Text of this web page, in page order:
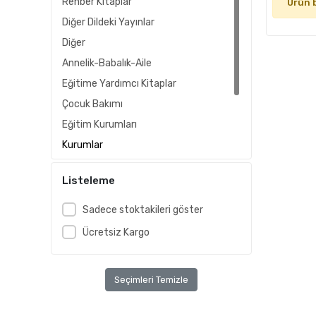
Diğer Dildeki Yayınlar
Diğer
Annelik-Babalık-Aile
Eğitime Yardımcı Kitaplar
Çocuk Bakımı
Eğitim Kurumları
Kurumlar
Eğitim-Hazırlık-Yardımcı Kitap
Ders Kitapları
Listeleme
Sadece stoktakileri göster
Ücretsiz Kargo
Seçimleri Temizle
Ürün